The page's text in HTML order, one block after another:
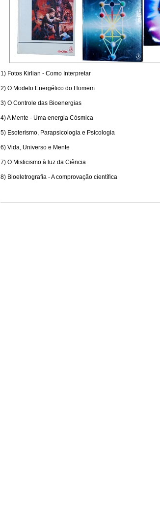
1) Fotos Kirlian - Como Interpretar
2) O Modelo Energético do Homem
3) O Controle das Bioenergias
4) A Mente - Uma energia Cósmica
5) Esoterismo, Parapsicologia e Psicologia
6) Vida, Universo e Mente
7) O Misticismo à luz da Ciência
8) Bioeletrografia - A comprovação científica